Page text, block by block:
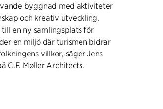
byggnad med aktiviteter
och kreativ utveckling.
en ny samlingsplats för
en miljö där turismen bidrar
villkor, säger Jens
C.F. Møller Architects.